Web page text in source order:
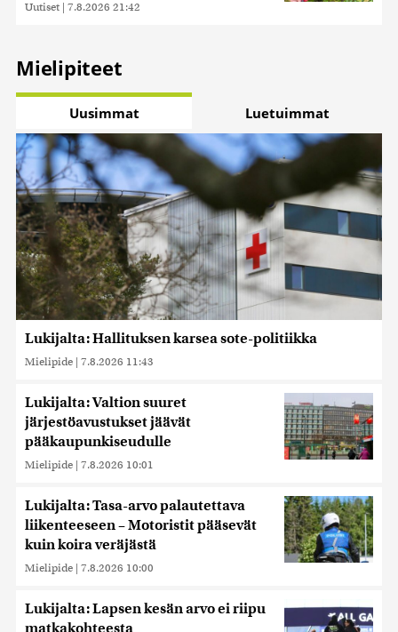
Uutiset | 7.8.2026 21:42
Mielipiteet
Uusimmat Luetuimmat
Lukijalta: Hallituksen karsea sote-politiikka
Mielipide | 7.8.2026 11:43
Lukijalta: Valtion suuret
järjestöavustukset jäävät
pääkaupunkiseudulle
Mielipide | 7.8.2026 10:01
Lukijalta: Tasa-arvo palautettava
liikenteeseen – Motoristit pääsevät
kuin koira veräjästä
Mielipide | 7.8.2026 10:00
Lukijalta: Lapsen kesän arvo ei riipu